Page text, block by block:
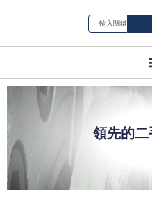
領先的